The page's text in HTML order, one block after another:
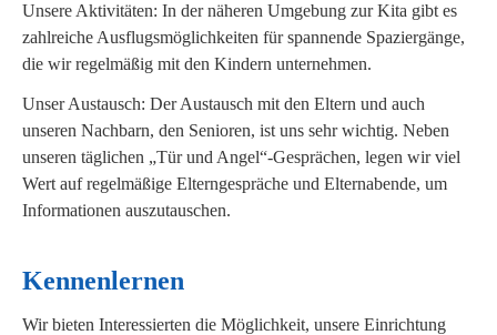
Unsere Aktivitäten: In der näheren Umgebung zur Kita gibt es
zahlreiche Ausflugsmöglichkeiten für spannende Spaziergänge,
die wir regelmäßig mit den Kindern unternehmen.
Unser Austausch: Der Austausch mit den Eltern und auch
unseren Nachbarn, den Senioren, ist uns sehr wichtig. Neben
unseren täglichen „Tür und Angel“-Gesprächen, legen wir viel
Wert auf regelmäßige Elterngespräche und Elternabende, um
Informationen auszutauschen.
Kennenlernen
Wir bieten Interessierten die Möglichkeit, unsere Einrichtung